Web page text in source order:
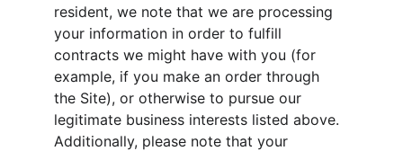
resident, we note that we are processing
your information in order to fulfill
contracts we might have with you (for
example, if you make an order through
the Site), or otherwise to pursue our
legitimate business interests listed above.
Additionally, please note that your